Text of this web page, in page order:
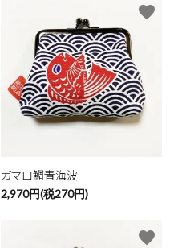
ガマ口鯛青海波
2,970円(税270円)
favorite
favorite